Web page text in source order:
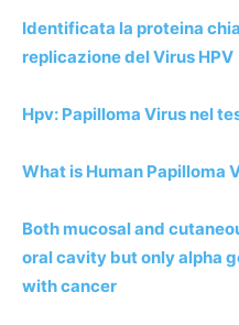
Identificata la proteina
replicazione del Virus HPV
Hpv: Papilloma Virus nel
What is Human Papilloma
Both mucosal and
oral cavity but only alpha
with cancer